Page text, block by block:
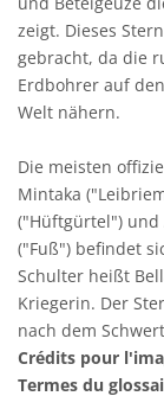
zeigt. Dieses
gebracht, da die
Erdbohrer auf
Welt nähern.
Die meisten
Mintaka
("Hüftgürtel") und
("Fuß") befindet
Schulter heißt
Kriegerin. Der
nach dem
Crédits pour
Termes du